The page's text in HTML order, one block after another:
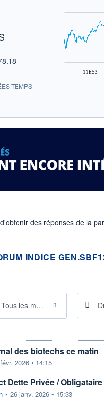
TEMPS
11h53
des réponses de la
INDICE
Tous les membres
des biotechs ce matin
2026 • 14:15
Dette Privée / Obligataire
• 26 janv. 2026 • 15:33